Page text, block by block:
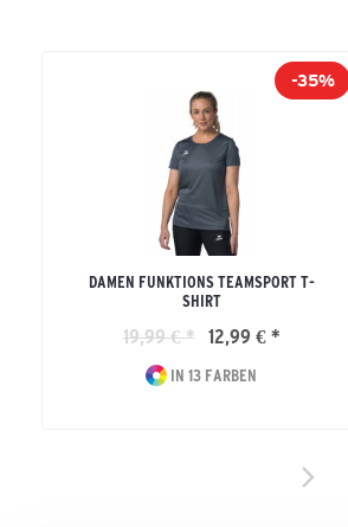
-35%
DAMEN FUNKTIONS TEAMSPORT T-
SHIRT
19,99 € * 12,99 € *
IN 13 FARBEN